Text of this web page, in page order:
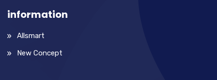
information
Allsmart
New Concept